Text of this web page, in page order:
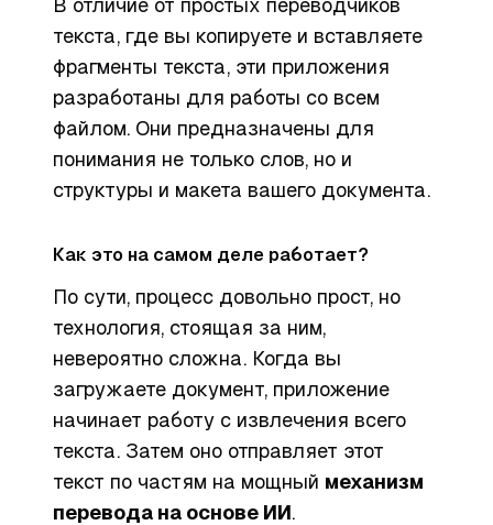
В отличие от простых переводчиков
текста, где вы копируете и вставляете
фрагменты текста, эти приложения
разработаны для работы со всем
файлом. Они предназначены для
понимания не только слов, но и
структуры и макета вашего документа.
Как это на самом деле работает?
По сути, процесс довольно прост, но
технология, стоящая за ним,
невероятно сложна. Когда вы
загружаете документ, приложение
начинает работу с извлечения всего
текста. Затем оно отправляет этот
текст по частям на мощный механизм
перевода на основе ИИ.